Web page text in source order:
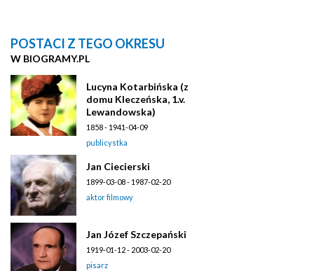
POSTACI Z TEGO OKRESU
W BIOGRAMY.PL
Lucyna Kotarbińska (z
domu Kleczeńska, 1.v.
Lewandowska)
1858 - 1941-04-09
publicystka
Jan Ciecierski
1899-03-08 - 1987-02-20
aktor filmowy
Jan Józef Szczepański
1919-01-12 - 2003-02-20
pisarz